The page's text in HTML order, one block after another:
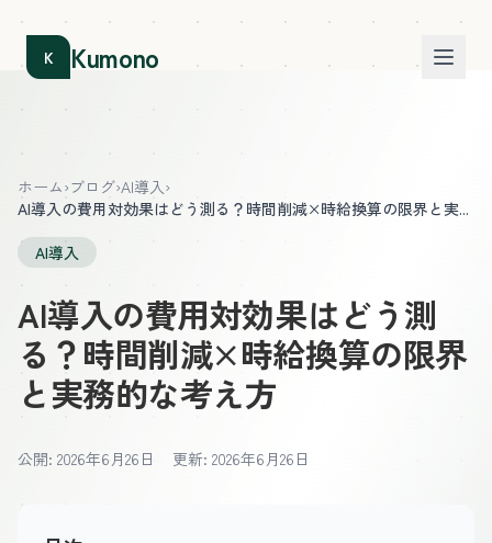
K Kumono
ホーム›ブログ›AI導入›
AI導入の費用対効果はどう測る？時間削減×時給換算の限界と実...
AI導入
AI導入の費用対効果はどう測
る？時間削減×時給換算の限界
と実務的な考え方
公開: 2026年6月26日 更新: 2026年6月26日